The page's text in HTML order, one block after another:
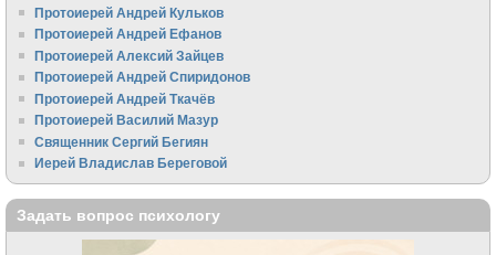
Протоиерей Андрей Кульков
Протоиерей Андрей Ефанов
Протоиерей Алексий Зайцев
Протоиерей Андрей Спиридонов
Протоиерей Андрей Ткачёв
Протоиерей Василий Мазур
Священник Сергий Бегиян
Иерей Владислав Береговой
Задать вопрос психологу